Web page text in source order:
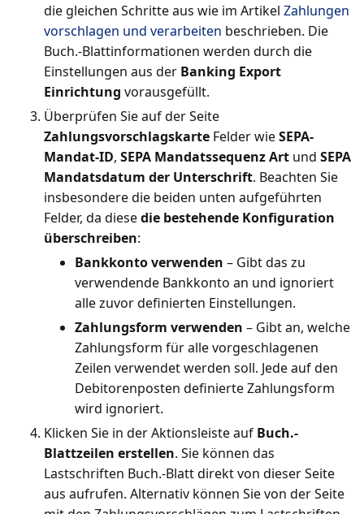
die gleichen Schritte aus wie im Artikel Zahlungen
vorschlagen und verarbeiten beschrieben. Die
Buch.-Blattinformationen werden durch die
Einstellungen aus der Banking Export
Einrichtung vorausgefüllt.
Überprüfen Sie auf der Seite
Zahlungsvorschlagskarte Felder wieSEPA-
Mandat-ID, SEPA Mandatssequenz Art und SEPA
Mandatsdatum der Unterschrift. Beachten Sie
insbesondere die beiden unten aufgeführten
Felder, da diesedie bestehende Konfiguration
überschreiben:
Bankkonto verwenden – Gibt das zu
verwendende Bankkonto an und ignoriert
alle zuvor definierten Einstellungen.
Zahlungsform verwenden – Gibt an, welche
Zahlungsform für alle vorgeschlagenen
Zeilen verwendet werden soll. Jede auf den
Debitorenposten definierte Zahlungsform
wird ignoriert.
Klicken Sie in der Aktionsleiste auf Buch.-
Blattzeilen erstellen. Sie können das
Lastschriften Buch.-Blatt direkt von dieser Seite
aus aufrufen. Alternativ können Sie von der Seite